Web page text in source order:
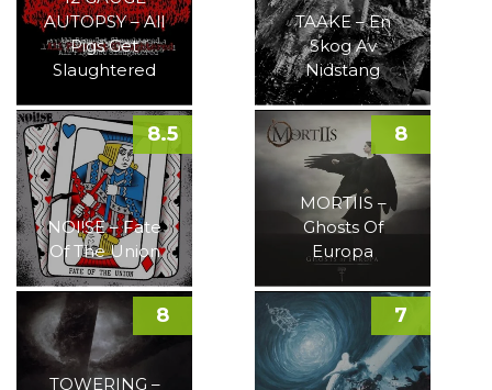
AUTOPSY – All
Pigs Get
Slaughtered
TAAKE – En
Skog Av
Nidstang
NOI!SE – Fate
Of The Union
8.5
MORTIIS –
Ghosts Of
Europa
8
TOWERING –
8 7